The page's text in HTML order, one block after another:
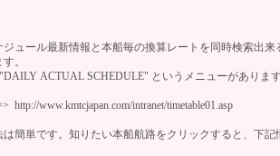
ジュール最新情報と本船毎の換算レートを同時検索出来
。
ACTUAL SCHEDULE" というメニューがあります
http://www.kmtcjapan.com/intranet/timetable01.asp
は簡単です。知りたい本船航路をクリックすると、下記